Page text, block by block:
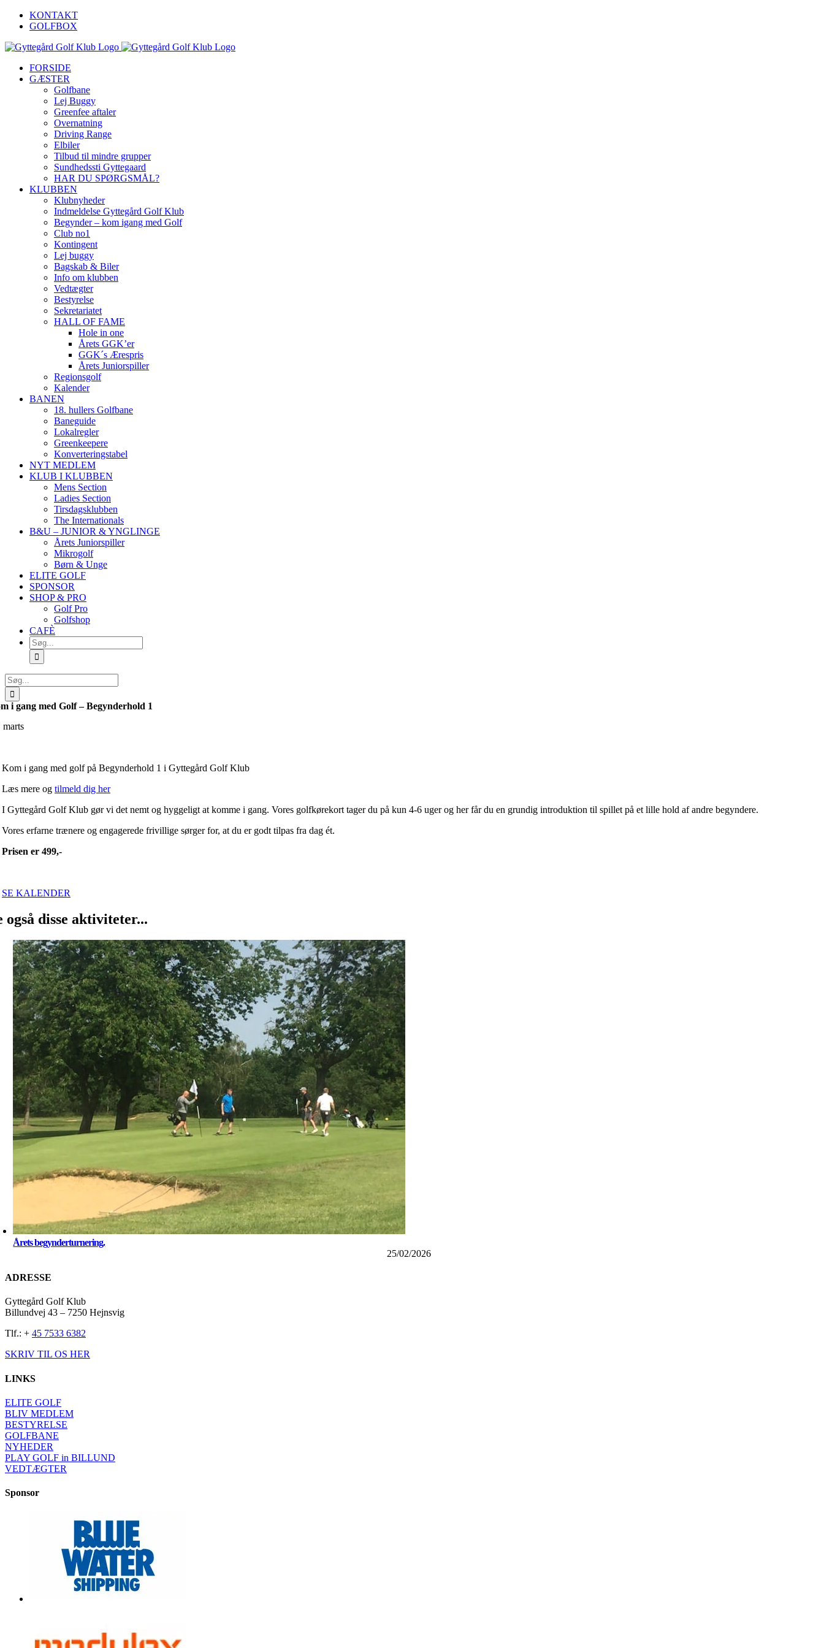
Skip
KONTAKT
GOLFBOX
FORSIDE
GÆSTER
Golfbane
Lej Buggy
Greenfee aftaler
Overnatning
Driving Range
Elbiler
Tilbud til mindre grupper
Sundhedssti Gyttegaard
HAR DU SPØRGSMÅL?
KLUBBEN
Klubnyheder
Indmeldelse Gyttegård Golf Klub
Begynder – kom igang med Golf
Club no1
Kontingent
Lej buggy
Bagskab & Biler
Info om klubben
Vedtægter
Bestyrelse
Sekretariatet
HALL OF FAME
Hole in one
Årets GGK’er
GGK´s Ærespris
Årets Juniorspiller
Regionsgolf
Kalender
BANEN
18. hullers Golfbane
Baneguide
Lokalregler
Greenkeepere
Konverteringstabel
NYT MEDLEM
KLUB I KLUBBEN
Mens Section
Ladies Section
Tirsdagsklubben
The Internationals
B&U – JUNIOR & YNGLINGE
Årets Juniorspiller
Mikrogolf
Børn & Unge
ELITE GOLF
SPONSOR
SHOP & PRO
Golf Pro
Golfshop
CAFÈ
Søg
efter:
Søg
efter:
i gang med Golf – Begynderhold 1
marts
Kom i gang med golf på Begynderhold 1 i Gyttegård Golf Klub
Læs mere og tilmeld dig her
I Gyttegård Golf Klub gør vi det nemt og hyggeligt at komme i gang. Vores golfkørekort tager du på kun 4-6 uger og her får du en grundig introduktion til spillet på et lille hold af andre begyndere.
Vores erfarne trænere og engagerede frivillige sørger for, at du er godt tilpas fra dag ét.
Prisen er 499,-
SE KALENDER
også disse aktiviteter...
Årets begynderturnering.
25/02/2026
ADRESSE
Gyttegård Golf Klub
Billundvej 43 – 7250 Hejnsvig
Tlf.: + 45 7533 6382
SKRIV TIL OS HER
LINKS
ELITE GOLF
BLIV MEDLEM
BESTYRELSE
GOLFBANE
NYHEDER
PLAY GOLF in BILLUND
VEDTÆGTER
Sponsor